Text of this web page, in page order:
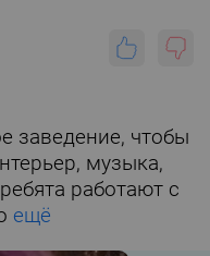
заведение, чтобы
музыка,
работают с
ещё